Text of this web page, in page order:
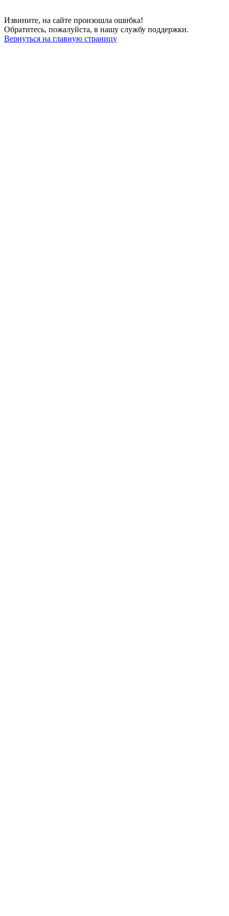
Извините, на сайте произошла ошибка!
Обратитесь, пожалуйста, в нашу службу поддержки.
Вернуться на главную страницу